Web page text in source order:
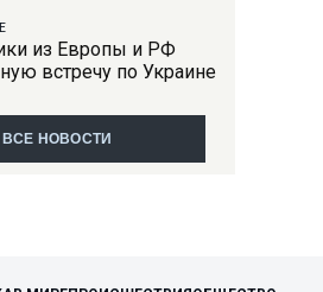
из Европы и РФ
встречу по Украине
ВСЕ НОВОСТИ